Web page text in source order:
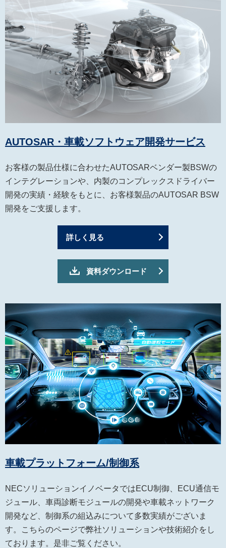
AUTOSAR・車載ソフトウェア開発サービス
お客様の製品仕様に合わせたAUTOSARベンダー製BSWの
インテグレーションや、内製のコンプレックスドライバー
開発の実績・経験をもとに、お客様製品のAUTOSAR BSW
開発をご支援します。
詳しく見る
資料ダウンロード
車載プラットフォーム/制御系
NECソリューションイノベータではECU制御、ECU通信モ
ジュール、車両診断モジュールの開発や車載ネットワーク
開発など、制御系の組込みについて多数実績がございま
す。こちらのページで弊社ソリューションや技術紹介をし
ております。是非ご覧ください。